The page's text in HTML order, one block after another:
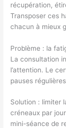
récupération,
Transposer ces
chacun à mieux
Problème : la
La consultation
l’attention. Le
pauses
Solution : limiter
créneaux par
mini-séance de